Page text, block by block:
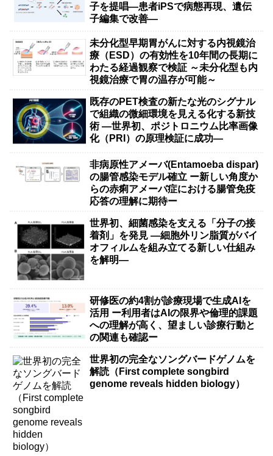
子を提唱―患者iPSで病態再現、遺伝
子編集で改善―
未分化型早期胃がんに対する内視鏡治
療（ESD）の有効性を10年間の長期に
わたる経過観察で検証 ～未分化型も内
視鏡治療で胃の温存が可能～
既存のPET検査の新たな光のシグナル
で組織の微細環境を見える化する新技
術 ―世界初、ポジトロニウム比率画像
化（PRI）の原理検証に成功―
非病原性アメーバ(Entamoeba dispar)
の腸管感染モデル確立 ー新しい角度か
らの赤痢アメーバ症における腸管免疫
応答の理解に期待ー
世界初、細菌感染を支える「分子の接
着剤」を発見 ―細胞外リン脂質がバイ
オフィルムを組み立てる新しい仕組み
を解明―
研修医の約4割が診療現場で生成AIを
活用 ー利用者はAIの限界や倫理的課題
への理解が高く、望ましい診療行動と
の関連も確認ー
世界初の完全なソングバードゲノムを
解読（First complete songbird
genome reveals hidden biology）